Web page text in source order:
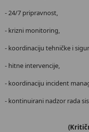
- 24/7 pripravnost,
- krizni monitoring,
- koordinaciju tehničke i
- hitne intervencije,
- koordinaciju incident
- kontinuirani nadzor rada